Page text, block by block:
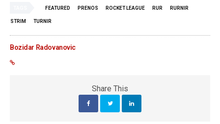
FEATURED PRENOS ROCKET LEAGUE RUR RURNIR
STRIM TURNIR
Bozidar Radovanovic
Share This